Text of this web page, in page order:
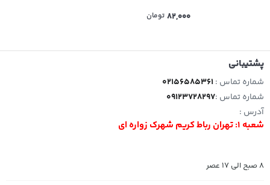
82,000 تومان
پشتیبانی
شماره تماس :02156585361
شماره تماس :09123728297
آدرس :
شعبه 1: تهران رباط کریم شهرک زواره ای
8 صبح الی 17 عصر